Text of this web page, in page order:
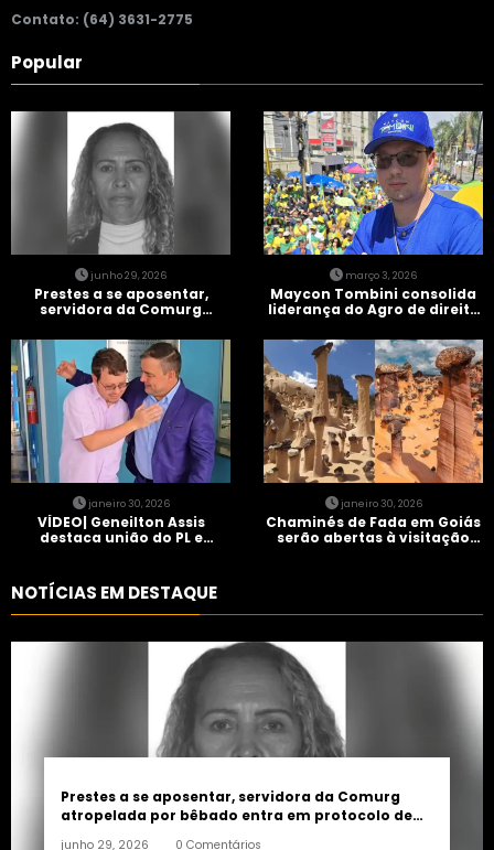
Contato: (64) 3631-2775
Popular
junho 29, 2026
Prestes a se aposentar,
servidora da Comurg
entra em protocolo de
morte encefálica
março 3, 2026
Maycon Tombini consolida
liderança do Agro de direita
Brasil” em Goiânia
janeiro 30, 2026
VÍDEO| Geneilton Assis
destaca união do PL e
janeiro 30, 2026
Chaminés de Fada em Goiás
serão abertas à visitação
NOTÍCIAS EM DESTAQUE
Prestes a se aposentar, servidora da Comurg
atropelada por bêbado entra em protocolo de
junho 29, 2026 0 Comentários